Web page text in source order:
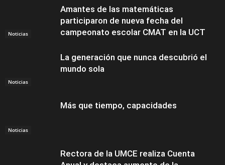
Noticias
Amantes de las matemáticas
participaron de nueva fecha del
campeonato escolar CMAT en la UCT
Noticias
La generación que nunca descubrió el
mundo sola
Noticias
Más que tiempo, capacidades
Rectora de la UMCE realiza Cuenta